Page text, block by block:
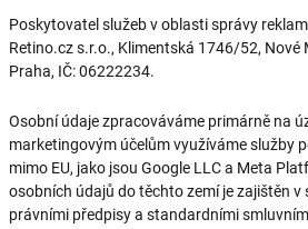
Poskytovatel služeb v oblasti správy
Retino.cz s.r.o., Klimentská 1746/52, Nové
Praha, IČ: 06222234.
Osobní údaje zpracováváme primárně na
marketingovým účelům využíváme služby
mimo EU, jako jsou Google LLC a Meta
osobních údajů do těchto zemí je zajištěn
právními předpisy a standardními